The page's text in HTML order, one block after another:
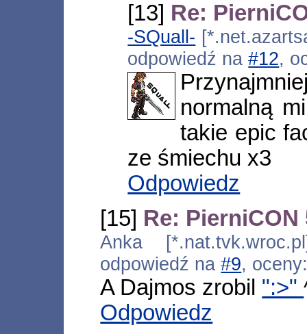
[13] Re:
-SQuall-
odpowiedź na#12,
normalną
takie epic
ze śmiechu x3
Odpowiedz
[15] Re: PierniCON
Anka
odpowiedź na#9,
A Dajmos zrobil ":>"
Odpowiedz